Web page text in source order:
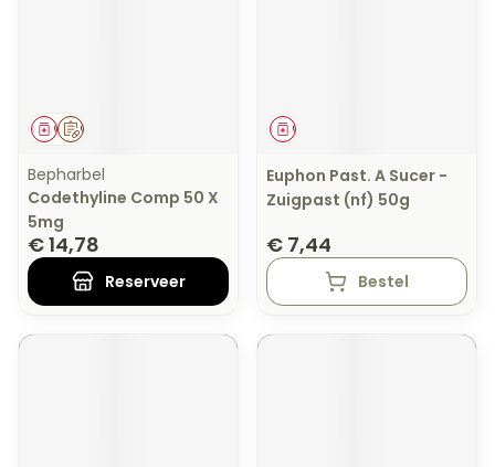
Op voorschrift
Geneesmiddel
Bepharbel
Codethyline Comp 50 X
5mg
€ 14,78
Reserveer
Geneesmiddel
Euphon Past. A Sucer -
Zuigpast (nf) 50g
€ 7,44
Bestel